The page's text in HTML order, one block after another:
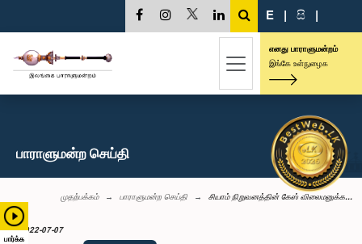
பார்க்க
E | සි |
எனது பாராளுமன்றம்
இங்கே உள்நுழைக
பாராளுமன்ற செய்தி
முதற்பக்கம் பாராளுமன்ற செய்தி சியாம் நிறுவனத்தின் கேஸ் விலைமனுக்க...
2022-07-07